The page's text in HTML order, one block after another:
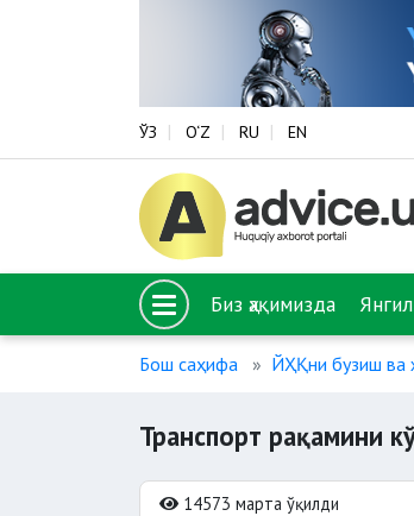
ЎЗ O‘Z RU EN
Биз ҳақимизда
Бош саҳифа ЙҲҚни бузиш ва
Транспорт рақамини
14573 марта ўқилди